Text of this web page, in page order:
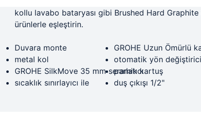
kollu lavabo bataryası gibi Brushed Hard Graphite
ürünlerle eşleştirin.
Duvara monte
metal kol
GROHE SilkMove 35 mm seramik kartuş
sıcaklık sınırlayıcı ile
GROHE Uzun Ömürlü
otomatik yön
parlatıcı
duş çıkışı 1/2"